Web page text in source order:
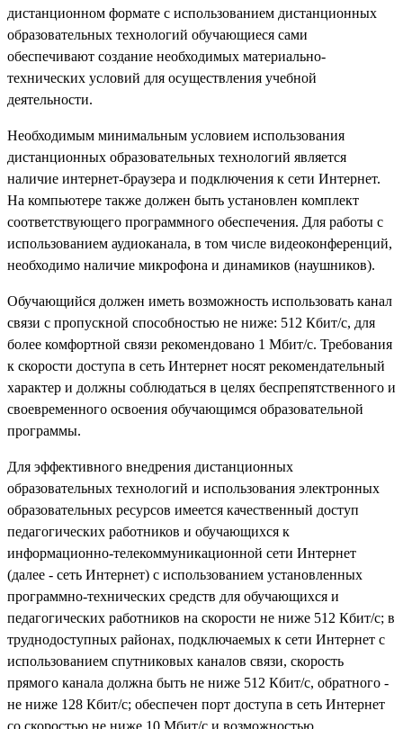
дистанционном формате с использованием дистанционных
образовательных технологий обучающиеся сами
обеспечивают создание необходимых материально-
технических условий для осуществления учебной
деятельности.
Необходимым минимальным условием использования
дистанционных образовательных технологий является
наличие интернет-браузера и подключения к сети Интернет.
На компьютере также должен быть установлен комплект
соответствующего программного обеспечения. Для работы с
использованием аудиоканала, в том числе видеоконференций,
необходимо наличие микрофона и динамиков (наушников).
Обучающийся должен иметь возможность использовать канал
связи с пропускной способностью не ниже: 512 Кбит/с, для
более комфортной связи рекомендовано 1 Мбит/с. Требования
к скорости доступа в сеть Интернет носят рекомендательный
характер и должны соблюдаться в целях беспрепятственного и
своевременного освоения обучающимся образовательной
программы.
Для эффективного внедрения дистанционных
образовательных технологий и использования электронных
образовательных ресурсов имеется качественный доступ
педагогических работников и обучающихся к
информационно-телекоммуникационной сети Интернет
(далее - сеть Интернет) с использованием установленных
программно-технических средств для обучающихся и
педагогических работников на скорости не ниже 512 Кбит/с; в
труднодоступных районах, подключаемых к сети Интернет с
использованием спутниковых каналов связи, скорость
прямого канала должна быть не ниже 512 Кбит/с, обратного -
не ниже 128 Кбит/с; обеспечен порт доступа в сеть Интернет
со скоростью не ниже 10 Мбит/с и возможностью